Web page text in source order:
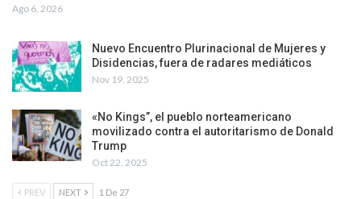
Ago 6, 2026
Nuevo Encuentro Plurinacional de Mujeres y
Disidencias, fuera de radares mediáticos
Nov 19, 2025
«No Kings”, el pueblo norteamericano
movilizado contra el autoritarismo de Donald
Trump
Oct 22, 2025
PREV NEXT 1 De 27